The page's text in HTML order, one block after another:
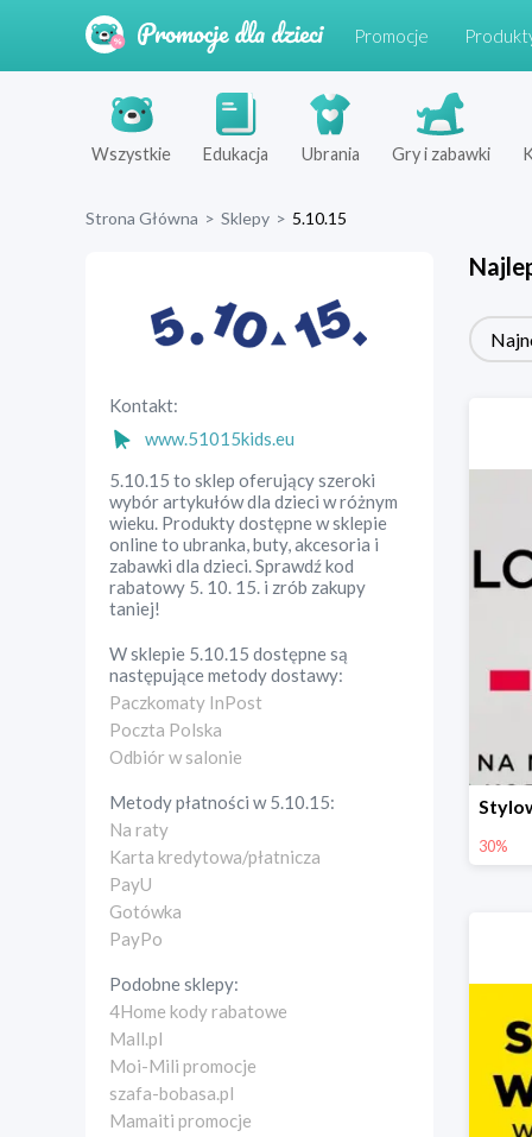
Promocje
Wszystkie Edukacja Ubrania Gry i zabawki
Strona Główna > Sklepy > 5.10.15
Kontakt:
www.51015kids.eu
5.10.15 to sklep oferujący szeroki
wybór artykułów dla dzieci w różnym
wieku. Produkty dostępne w sklepie
online to ubranka, buty, akcesoria i
zabawki dla dzieci. Sprawdź kod
rabatowy 5. 10. 15. i zrób zakupy
taniej!
W sklepie 5.10.15 dostępne są
następujące metody dostawy:
Paczkomaty InPost
Poczta Polska
Odbiór w salonie
Metody płatności w5.10.15:
Na raty
Karta kredytowa/płatnicza
PayU
Gotówka
PayPo
Podobne sklepy:
4Home kody rabatowe
Mall.pl
Moi-Mili promocje
szafa-bobasa.pl
Mamaiti promocje
30%